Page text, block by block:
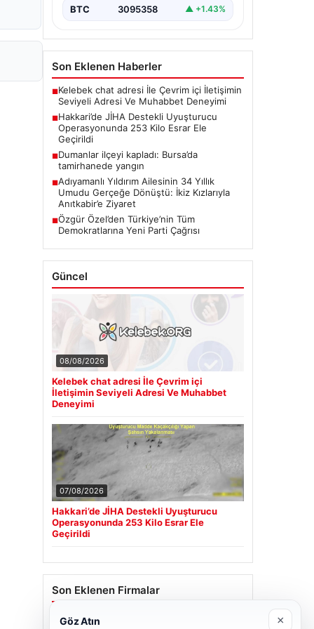
BTC 3095358 ▲ +1.43%
Son Eklenen Haberler
■Kelebek chat adresi İle Çevrim içi İletişimin
Seviyeli Adresi Ve Muhabbet Deneyimi
■Hakkari’de JİHA Destekli Uyuşturucu
Operasyonunda 253 Kilo Esrar Ele
Geçirildi
■Dumanlar ilçeyi kapladı: Bursa’da
tamirhanede yangın
■Adıyamanlı Yıldırım Ailesinin 34 Yıllık
Umudu Gerçeğe Dönüştü: İkiz Kızlarıyla
Anıtkabir’e Ziyaret
■Özgür Özel’den Türkiye’nin Tüm
Demokratlarına Yeni Parti Çağrısı
Güncel
08/08/2026
Kelebek chat adresi İle Çevrim içi
İletişimin Seviyeli Adresi Ve Muhabbet
Deneyimi
07/08/2026
Hakkari’de JİHA Destekli Uyuşturucu
Operasyonunda 253 Kilo Esrar Ele
Geçirildi
Son Eklenen Firmalar
Göz Atın ×